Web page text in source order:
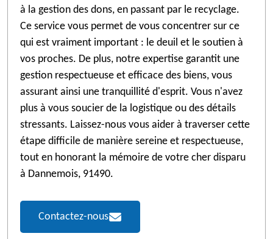
à la gestion des dons, en passant par le recyclage.
Ce service vous permet de vous concentrer sur ce
qui est vraiment important : le deuil et le soutien à
vos proches. De plus, notre expertise garantit une
gestion respectueuse et efficace des biens, vous
assurant ainsi une tranquillité d'esprit. Vous n'avez
plus à vous soucier de la logistique ou des détails
stressants. Laissez-nous vous aider à traverser cette
étape difficile de manière sereine et respectueuse,
tout en honorant la mémoire de votre cher disparu
à Dannemois, 91490.
Contactez-nous